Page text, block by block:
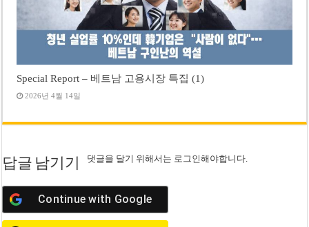
Special Report – 베트남 고용시장 특집 (1)
2026년 4월 14일
답글 남기기 댓글을 달기 위해서는 로그인해야합니다.
Continue with Google